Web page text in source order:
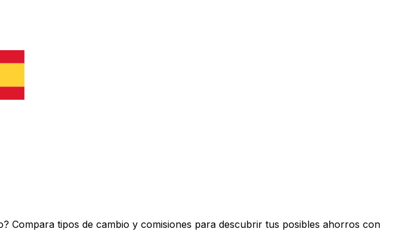
Compara tipos de cambio y comisiones para descubrir tus posibles ahorros con